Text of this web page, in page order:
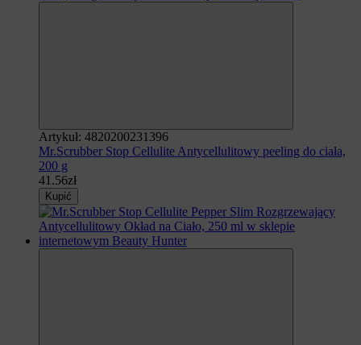
Artykuł: 4820200231396
Mr.Scrubber Stop Cellulite Antycellulitowy peeling do ciała,
200 g
41.56zł
Kupić